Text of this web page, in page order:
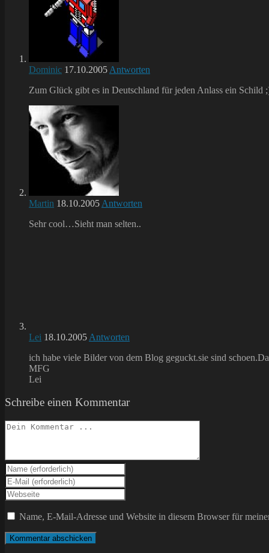
Dominic 17.10.2005 Antworten
Zum Glück gibt es in Deutschland für jeden Anlass ein Schild
Martin 18.10.2005 Antworten
Sehr cool…Sieht man selten..
Lei 18.10.2005 Antworten
ich habe viele Bilder von dem Blog geguckt.sie sind
MFG
Lei
Schreibe einen Kommentar
Kommentieren
Gib
deinen
Namen
oder
Benutzernamen
zum
Kommentieren
ein
Gib
deine
E-
Mail-
Adresse
zum
Kommentieren
Gib
deine
Website-
ein
(optional)
Name, E-Mail-Adresse und Website in diesem Browser für